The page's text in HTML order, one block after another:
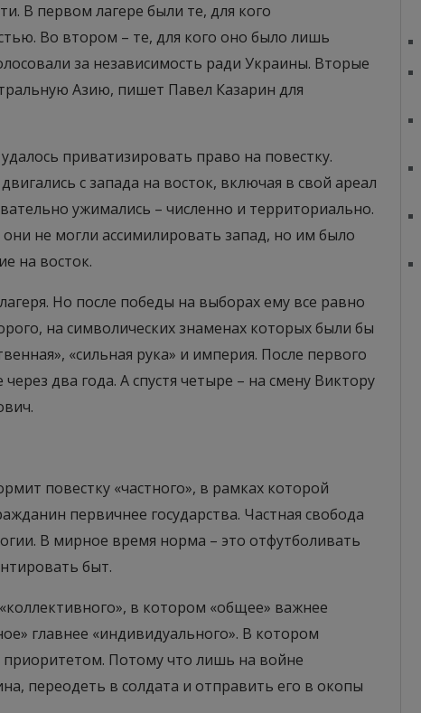
В первом лагере были те, для кого
Во втором – те, для кого оно было лишь
за независимость ради Украины. Вторые
Азию, пишет Павел Казарин для
приватизировать право на повестку.
с запада на восток, включая в свой ареал
ужимались – численно и территориально.
не могли ассимилировать запад, но им было
на восток.
Но после победы на выборах ему все равно
на символических знаменах которых были бы
«сильная рука» и империя. После первого
два года. А спустя четыре – на смену Виктору
повестку «частного», в рамках которой
первичнее государства. Частная свобода
В мирное время норма – это отфутболивать
быт.
в котором «общее» важнее
главнее «индивидуального». В котором
приоритетом. Потому что лишь на войне
переодеть в солдата и отправить его в окопы